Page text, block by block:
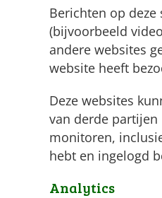
Berichten op
(bijvoorbeeld
andere websites
website heeft
Deze websites
van derde
monitoren,
hebt en ingelogd
Analytics